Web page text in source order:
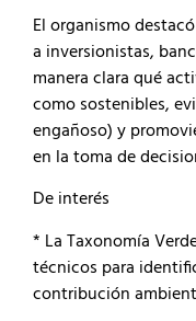
El organismo
a inversionistas,
manera clara qué
como sostenibles,
engañoso) y
en la toma de
De interés
* La Taxonomía
técnicos para
contribución